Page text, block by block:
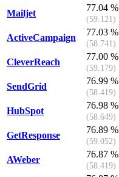
Mailjet
77.04 %
(59.121)
ActiveCampaign
77.03 %
(58.741)
CleverReach
77.00 %
(59.179)
SendGrid
76.99 %
(58.419)
HubSpot
76.98 %
(58.649)
GetResponse
76.89 %
(59.052)
AWeber
76.87 %
(58.419)